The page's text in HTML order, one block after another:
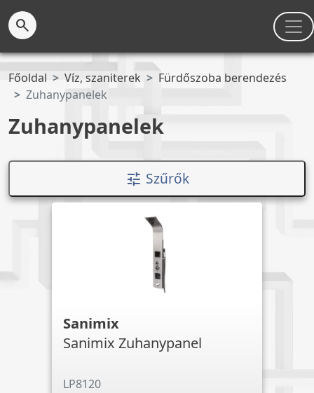
search
Főoldal Víz, szaniterek
Fürdőszoba berendezés
Zuhanypanelek
Zuhanypanelek
tune Szűrők
Sanimix
Sanimix Zuhanypanel
LP8120